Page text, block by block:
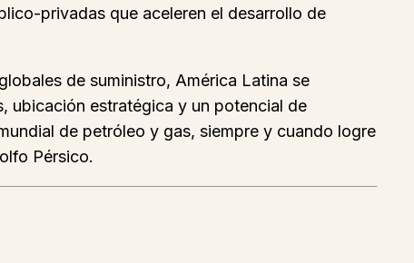
privadas que aceleren el desarrollo de
de suministro, América Latina se
ubicación estratégica y un potencial de
de petróleo y gas, siempre y cuando logre
Pérsico.